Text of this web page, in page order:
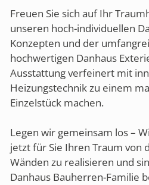
Freuen Sie sich auf Ihr
unseren hoch-individuellen
Konzepten und der
hochwertigen Danhaus
Ausstattung verfeinert mit
Heizungstechnik zu einem
Einzelstück machen.
Legen wir gemeinsam los –
jetzt für Sie Ihren Traum von
Wänden zu realisieren und
Danhaus Bauherren-Familie